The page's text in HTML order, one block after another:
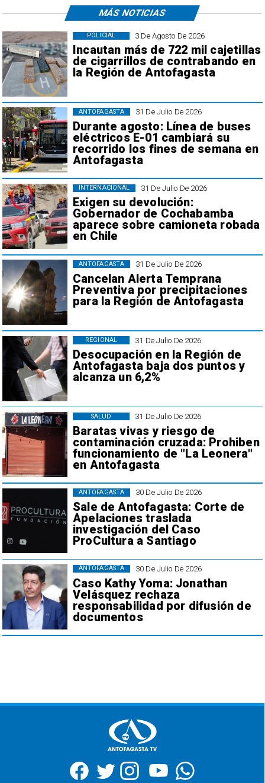
3 De Agosto De 2026
Incautan más de 722 mil cajetillas
de cigarrillos de contrabando en
la Región de Antofagasta
POLICIAL
31 De Julio De 2026
Durante agosto: Línea de buses
eléctricos E-01 cambiará su
recorrido los fines de semana en
Antofagasta
ANTOFAGASTA
31 De Julio De 2026
Exigen su devolución:
Gobernador de Cochabamba
aparece sobre camioneta robada
en Chile
INTERNACIONAL
31 De Julio De 2026
Cancelan Alerta Temprana
Preventiva por precipitaciones
para la Región de Antofagasta
ANTOFAGASTA
31 De Julio De 2026
Desocupación en la Región de
Antofagasta baja dos puntos y
alcanza un 6,2%
REGIONAL
31 De Julio De 2026
Baratas vivas y riesgo de
contaminación cruzada: Prohiben
funcionamiento de "La Leonera"
en Antofagasta
SALUD
30 De Julio De 2026
Sale de Antofagasta: Corte de
Apelaciones traslada
investigación del Caso
ProCultura a Santiago
ANTOFAGASTA
30 De Julio De 2026
Caso Kathy Yoma: Jonathan
Velásquez rechaza
responsabilidad por difusión de
documentos
ANTOFAGASTA
MÁS NOTICIAS